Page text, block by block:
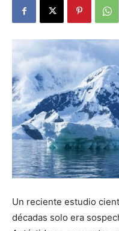
Un reciente estudio
décadas solo era